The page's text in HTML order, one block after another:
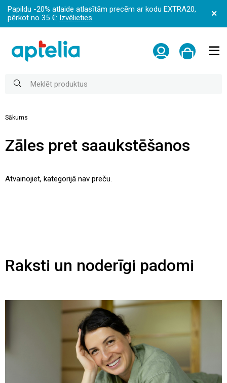
Papildu -20% atlaide atlasītām precēm ar kodu EXTRA20,
pērkot no 35 €: Izvēlieties
Sākums
Zāles pret saaukstēšanos
Atvainojiet, kategorijā nav preču.
Raksti un noderīgi padomi